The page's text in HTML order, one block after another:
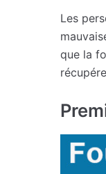
Les
que la